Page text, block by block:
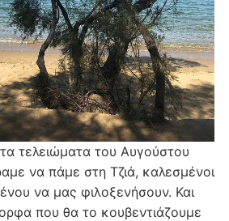
τελειώματα του Αυγούστου
να πάμε στη Τζιά, καλεσμένοι
να μας φιλοξενήσουν. Και
που θα το κουβεντιάζουμε